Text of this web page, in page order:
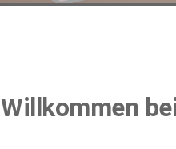
Willkommen